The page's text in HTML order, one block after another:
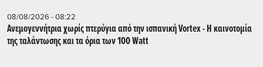
08/08/2026 - 08:22
Ανεμογεννήτρια χωρίς πτερύγια από την ισπανική Vortex - Η καινοτομία
της ταλάντωσης και τα όρια των 100 Watt